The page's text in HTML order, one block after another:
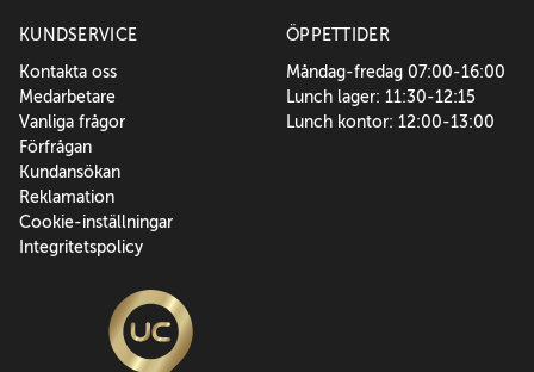
KUNDSERVICE
Kontakta oss
Medarbetare
Vanliga frågor
Förfrågan
Kundansökan
Reklamation
Cookie-inställningar
Integritetspolicy
ÖPPETTIDER
Måndag-fredag 07:00-16:00
Lunch lager: 11:30-12:15
Lunch kontor: 12:00-13:00